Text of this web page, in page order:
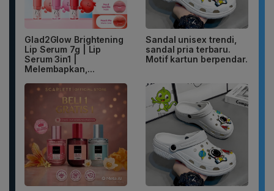
Glad2Glow Brightening
Lip Serum 7g | Lip
Serum 3in1 |
Melembapkan,...
Sandal unisex trendi,
sandal pria terbaru.
Motif kartun berpendar.